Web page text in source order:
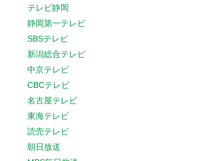
テレビ静岡
静岡第一テレビ
SBSテレビ
新潟総合テレビ
中京テレビ
CBCテレビ
名古屋テレビ
東海テレビ
読売テレビ
朝日放送